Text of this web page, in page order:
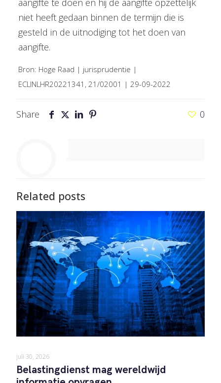
niet heeft gedaan binnen de termijn die is
gesteld in de uitnodiging tot het doen van
aangifte.
Bron: Hoge Raad | jurisprudentie |
ECLINLHR20221341, 21/02001 | 29-09-2022
Share 0
Related posts
juli 30, 2026
Belastingdienst mag wereldwijd